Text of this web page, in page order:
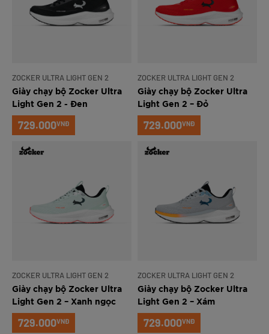
ZOCKER ULTRA LIGHT GEN 2
Giày chạy bộ Zocker Ultra
Light Gen 2 - Đen
729.000VNĐ
ZOCKER ULTRA LIGHT GEN 2
Giày chạy bộ Zocker Ultra
Light Gen 2 – Đỏ
729.000VNĐ
ZOCKER ULTRA LIGHT GEN 2
Giày chạy bộ Zocker Ultra
Light Gen 2 – Xanh ngọc
729.000VNĐ
ZOCKER ULTRA LIGHT GEN 2
Giày chạy bộ Zocker Ultra
Light Gen 2 – Xám
729.000VNĐ